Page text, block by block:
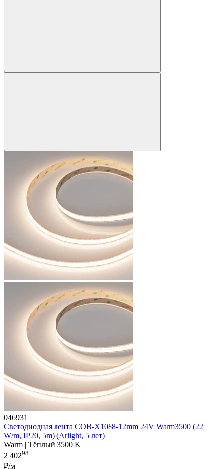
046931
Светодиодная лента COB-X1088-12mm 24V Warm3500 (22
W/m, IP20, 5m) (Arlight, 5 лет)
Warm | Тёплый 3500 K
2 40298
₽/м